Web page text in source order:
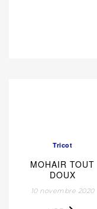
Tricot
MOHAIR TOUT
DOUX
10 novembre 2020